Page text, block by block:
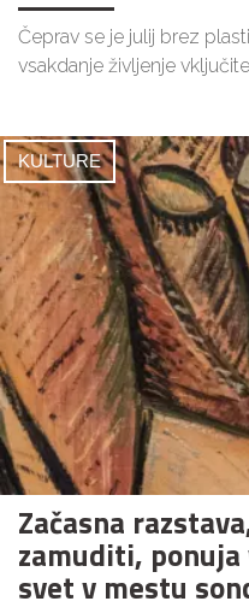
Čeprav se je julij brez
vsakdanje življenje
KULTURE
Začasna
zamuditi, ponuja
svet v mestu